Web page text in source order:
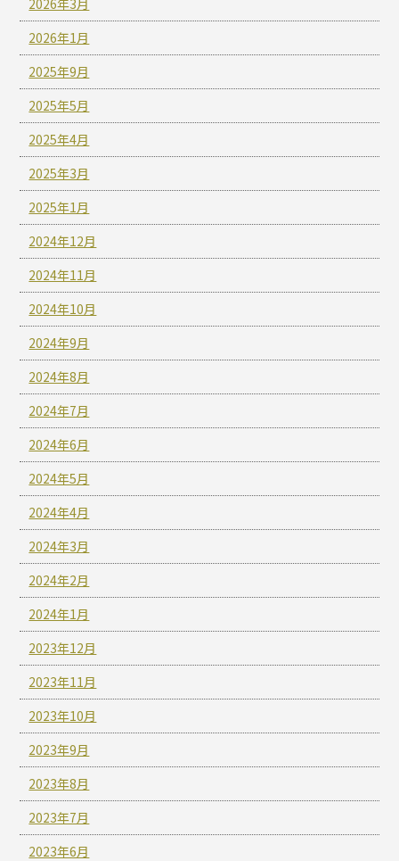
2026年1月
2025年9月
2025年5月
2025年4月
2025年3月
2025年1月
2024年12月
2024年11月
2024年10月
2024年9月
2024年8月
2024年7月
2024年6月
2024年5月
2024年4月
2024年3月
2024年2月
2024年1月
2023年12月
2023年11月
2023年10月
2023年9月
2023年8月
2023年7月
2023年6月